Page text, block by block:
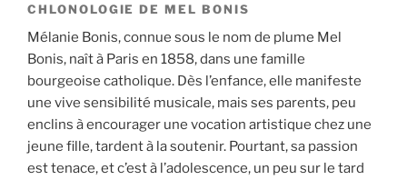
CHLONOLOGIE DE MEL BONIS
Mélanie Bonis, connue sous le nom de plume Mel
Bonis, naît à Paris en 1858, dans une famille
bourgeoise catholique. Dès l’enfance, elle manifeste
une vive sensibilité musicale, mais ses parents, peu
enclins à encourager une vocation artistique chez une
jeune fille, tardent à la soutenir. Pourtant, sa passion
est tenace, et c’est à l’adolescence, un peu sur le tard